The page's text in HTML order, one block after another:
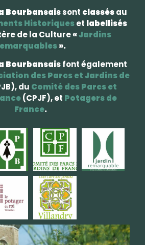
Bourbansaissont classésau
Historiqueset labellisés
de la Culture«Jardins
».
Bourbansaisfont également
des Parcs et Jardins de
du Comité des Parcs et
(CPJF), et Potagers de
France.